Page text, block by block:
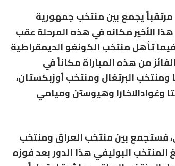
يجمع بينمنتخب جمهورية
هذا الأخير مكانه في هذه المرحلة عقب
تأهل منتخب الكونغو الديمقراطية
من هذه المباراة مكاناً في
ومنتخب البرتغالومنتخب أوزبكستان،
وغوادالاخارا وهيوستن وميامي
فستجمع بينمنتخب العراقومنتخب
المنتخب البوليفي هذا الدور بعد فوزه